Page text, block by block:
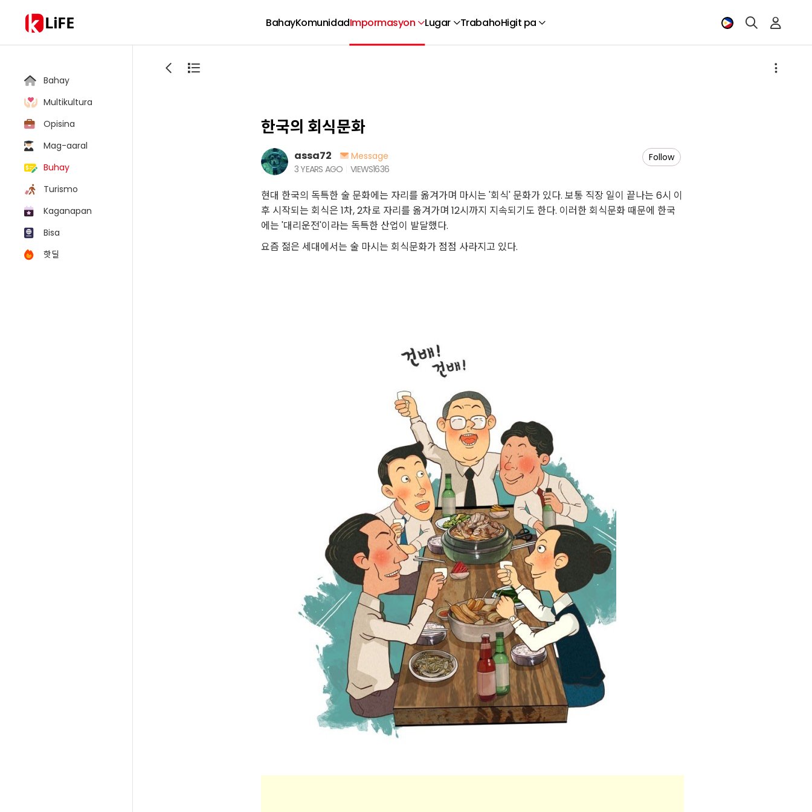
LiFE BahayKomunidadImpormasyon Lugar TrabahoHigit pa
Bahay
Multikultura
Opisina
Mag-aaral
Buhay
Turismo
Kaganapan
Bisa
핫딜
한국의 회식문화
assa72
Message
3 YEARS AGO
VIEWS1636
Follow
현대 한국의 독특한 술 문화에는 자리를 옮겨가며 마시는 '회식' 문화가 있다. 보통 직장 일이 끝나는 6시 이
후 시작되는 회식은 1차, 2차로 자리를 옮겨가며 12시까지 지속되기도 한다. 이러한 회식문화 때문에 한국
에는 '대리운전'이라는 독특한 산업이 발달했다.
요즘 젊은 세대에서는 술 마시는 회식문화가 점점 사라지고 있다.